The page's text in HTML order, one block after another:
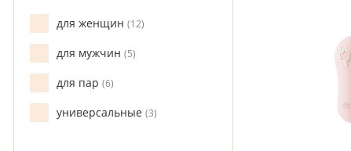
для женщин 12
для мужчин 5
для пар 6
универсальные 3